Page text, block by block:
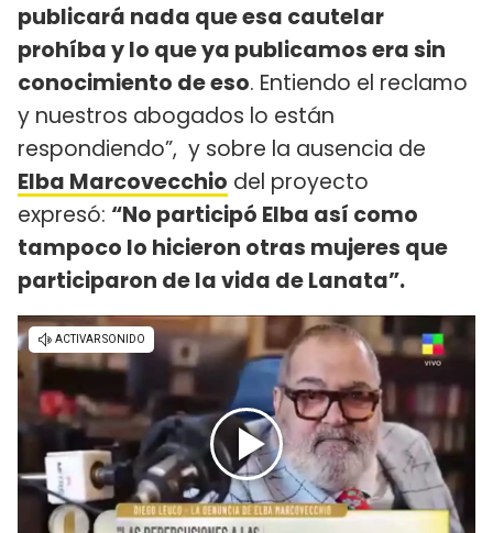
publicará nada que esa cautelar
prohíba y lo que ya publicamos era sin
conocimiento de eso. Entiendo el reclamo
y nuestros abogados lo están
respondiendo”, y sobre la ausencia de
Elba Marcovecchio del proyecto
expresó: “No participó Elba así como
tampoco lo hicieron otras mujeres que
participaron de la vida de Lanata”.